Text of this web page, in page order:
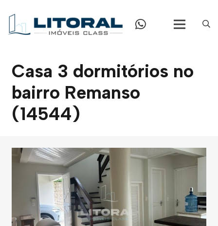
Casa 3 dormitórios no
bairro Remanso
(14544)